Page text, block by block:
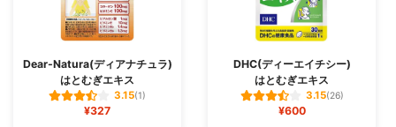
Dear-Natura(ディアナチュラ)
はとむぎエキス
3.15(1)
¥327
DHC(ディーエイチシー)
はとむぎエキス
3.15(26)
¥600